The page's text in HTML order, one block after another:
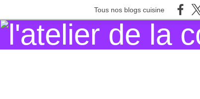
Tous nos blogs cuisine